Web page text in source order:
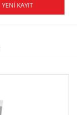
YENİ KAYIT